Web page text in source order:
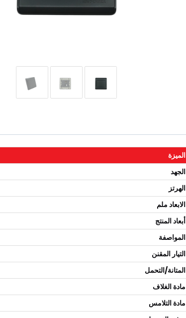
الميزة
الجهد
الهرتز
الابعاد ملم
أبعاد المنتج
المواصفة
التيار المقنن
المتانة/التحمل
مادة الغلاف
مادة التلامس